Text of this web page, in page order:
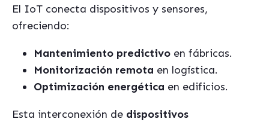
El IoT conecta dispositivos y sensores,
ofreciendo:
Mantenimiento predictivo en fábricas.
Monitorización remota en logística.
Optimización energética en edificios.
Esta interconexión de dispositivos